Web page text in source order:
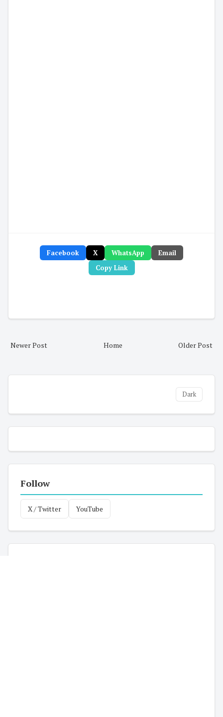
Facebook X WhatsApp
Email
Copy Link
Newer Post Older Post
Home
Dark
Follow
X / Twitter YouTube